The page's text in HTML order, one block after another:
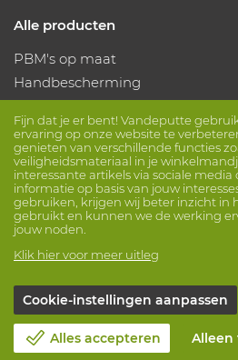
Fijn dat je er bent! Vandeputte
ervaring op onze website te
genieten van verschillende functies
veiligheidsmateriaal in je
interessante artikels via sociale
informatie op basis van jouw
gebruiken, krijgen wij beter inzicht in
gebruikt en kunnen we de werking
jouw noden.
Klik hier voor meer uitleg
Cookie-instellingen aanpassen
Alles accepteren Alleen
Alle producten
PBM's op maat
Handbescherming
Beschermende kleding
Volg ons
© Vandeputte
Disclaimer
Cookie-